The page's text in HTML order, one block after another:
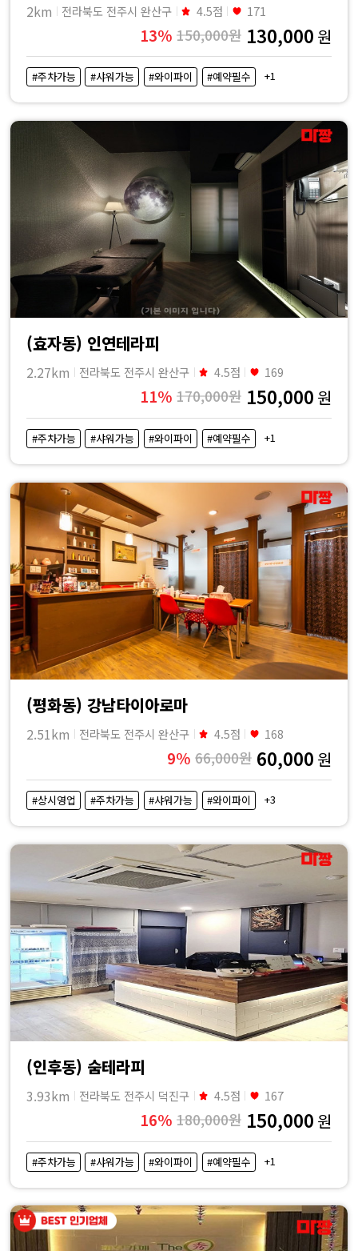
2km 전라북도 전주시 완산구 4.5점 171
13% 150,000원 130,000 원
#주차가능 #샤워가능 #와이파이 #예약필수 +1
(효자동) 인연테라피
2.27km 전라북도 전주시 완산구 4.5점 169
11% 170,000원 150,000 원
#주차가능 #샤워가능 #와이파이 #예약필수 +1
(평화동) 강남타이아로마
2.51km 전라북도 전주시 완산구 4.5점 168
9% 66,000원 60,000 원
#상시영업 #주차가능 #샤워가능 #와이파이 +3
(인후동) 숨테라피
3.93km 전라북도 전주시 덕진구 4.5점 167
16% 180,000원 150,000 원
#주차가능 #샤워가능 #와이파이 #예약필수 +1